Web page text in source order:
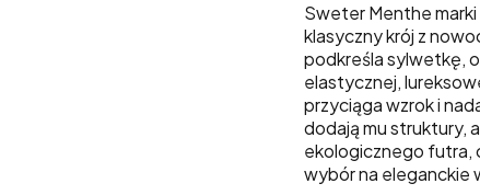
Sweter Menthe
klasyczny krój z
podkreśla sylwetkę,
elastycznej,
przyciąga wzrok i
dodają mu struktury,
ekologicznego futra,
wybór na eleganckie